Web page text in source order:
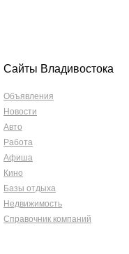
Сайты Владивостока
Объявления
Новости
Авто
Работа
Афиша
Кино
Базы отдыха
Недвижимость
Справочник компаний